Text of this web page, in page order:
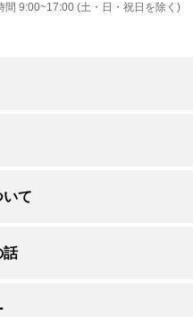
間 9:00~17:00 (土・日・祝日を除く)
いて
話